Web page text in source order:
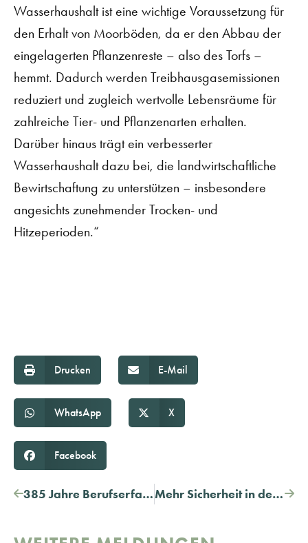
Wasserhaushalt ist eine wichtige Voraussetzung für
den Erhalt von Moorböden, da er den Abbau der
eingelagerten Pflanzenreste – also des Torfs –
hemmt. Dadurch werden Treibhausgasemissionen
reduziert und zugleich wertvolle Lebensräume für
zahlreiche Tier- und Pflanzenarten erhalten.
Darüber hinaus trägt ein verbesserter
Wasserhaushalt dazu bei, die landwirtschaftliche
Bewirtschaftung zu unterstützen – insbesondere
angesichts zunehmender Trocken- und
Hitzeperioden.“
Drucken E-Mail
WhatsApp X
Facebook
385 Jahre Berufserfahrung Mehr Sicherheit in der Sonne